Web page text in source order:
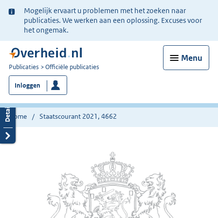
Ter
informatie:
Mogelijk ervaart u problemen met het zoeken naar
publicaties. We werken aan een oplossing. Excuses voor
het ongemak.
Menu
U
bent
nu
hier:
Publicaties Officiële publicaties
Inloggen
Home Staatscourant 2021, 4662